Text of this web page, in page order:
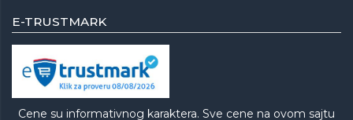
E-TRUSTMARK
Cene su informativnog karaktera. Sve cene na ovom sajtu